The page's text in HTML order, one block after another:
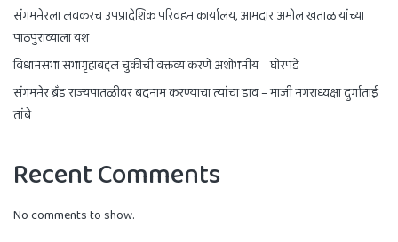
संगमनेरला लवकरच उपप्रादेशिक परिवहन कार्यालय, आमदार अमोल खताळ यांच्या
पाठपुराव्याला यश
विधानसभा सभागृहाबद्दल चुकीची वक्तव्य करणे अशोभनीय – घोरपडे
संगमनेर ब्रँड राज्यपातळीवर बदनाम करण्याचा त्यांचा डाव – माजी नगराध्यक्षा दुर्गाताई
तांबे
Recent Comments
No comments to show.